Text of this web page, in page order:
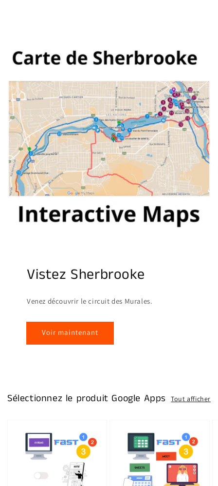
Vistez Sherbrooke
Venez découvrir le circuit des Murales.
Voir maintenant
Sélectionnez le produit Google Apps Tout afficher